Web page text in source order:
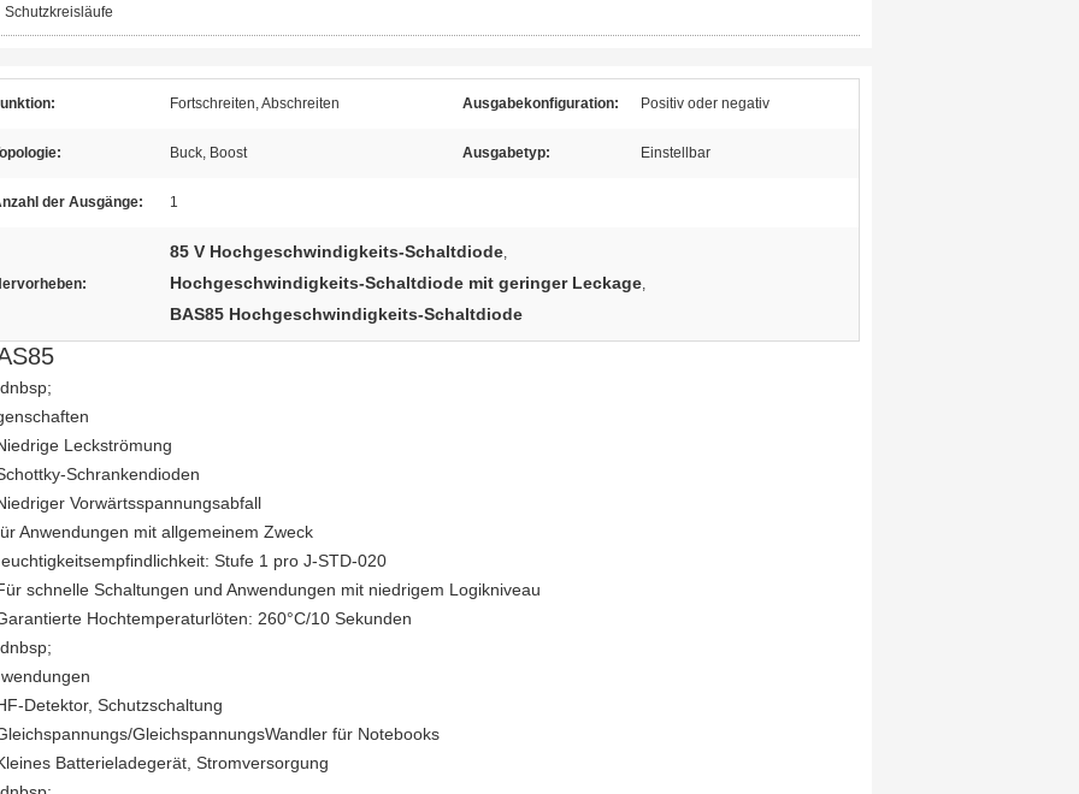
Schutzkreisläufe
Fortschreiten, Abschreiten Ausgabekonfiguration: Positiv oder negativ
Buck, Boost Ausgabetyp: Einstellbar
der Ausgänge: 1
85 V Hochgeschwindigkeits-Schaltdiode,
Hochgeschwindigkeits-Schaltdiode mit geringer Leckage,
BAS85 Hochgeschwindigkeits-Schaltdiode
Leckströmung
Schrankendioden
Vorwärtsspannungsabfall
Anwendungen mit allgemeinem Zweck
Stufe 1 pro J-STD-020
schnelle Schaltungen und Anwendungen mit niedrigem Logikniveau
Hochtemperaturlöten: 260°C/10 Sekunden
Detektor, Schutzschaltung
Gleichspannungs­Wandler für Notebooks
Batterieladegerät, Stromversorgung